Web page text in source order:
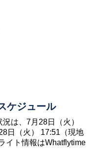
ケジュール
は、7月28日（火）
日（火） 17:51（現地
イト情報はWhatflytime